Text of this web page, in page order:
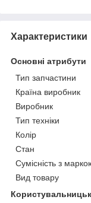
Характеристики
Основні атрибути
Тип запчастини
Країна виробник
Виробник
Тип техніки
Колір
Стан
Сумісність з
Вид товару